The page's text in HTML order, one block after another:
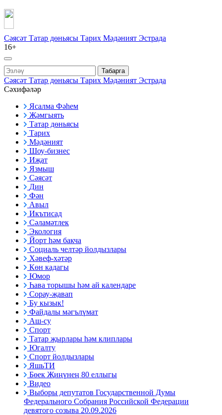
Сәясәт Татар дөньясы Тарих Мәдәният Эстрада
16+
Табарга
Сәясәт Татар дөньясы Тарих Мәдәният Эстрада
Сәхифәләр
Ясалма Фәһем
Җәмгыять
Татар дөньясы
Тарих
Мәдәният
Шоу-бизнес
Иҗат
Язмыш
Сәясәт
Дин
Фән
Авыл
Икътисад
Сәламәтлек
Экология
Йорт һәм бакча
Социаль челтәр йолдызлары
Хәвеф-хәтәр
Көн кадагы
Юмор
Һава торышы һәм ай календаре
Сорау-җавап
Бу кызык!
Файдалы мәгълүмат
Аш-су
Спорт
Татар җырлары һәм клиплары
Югалту
Спорт йолдызлары
ЯшьТИ
Бөек Җиңүнең 80 еллыгы
Видео
Выборы депутатов Государственной Думы
Федерального Собрания Российской Федерации
девятого созыва 20.09.2026